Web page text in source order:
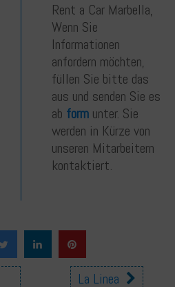
Rent a Car Marbella,
Wenn Sie
Informationen
anfordern möchten,
füllen Sie bitte das
aus und senden Sie es
ab form unter. Sie
werden in Kürze von
unseren Mitarbeitern
kontaktiert.
La Linea